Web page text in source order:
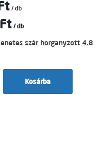
/ db
/ db
szár horganyzott 4.8
Kosárba